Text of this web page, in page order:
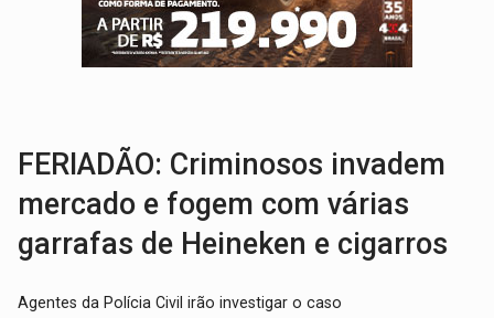
A ILHA:Coreografia de Rondônia estreia na programação do Festival de
ELEIÇÕES 2026:Sgt. Mouza esclarece 'erro de digitação' em declaração de
FERIADÃO: Criminosos invadem
mercado e fogem com várias
garrafas de Heineken e cigarros
Agentes da Polícia Civil irão investigar o caso